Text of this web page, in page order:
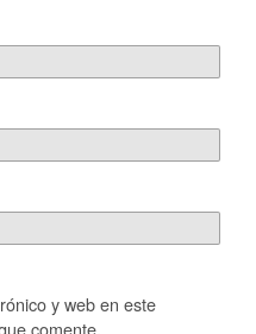
y web en este
comente.